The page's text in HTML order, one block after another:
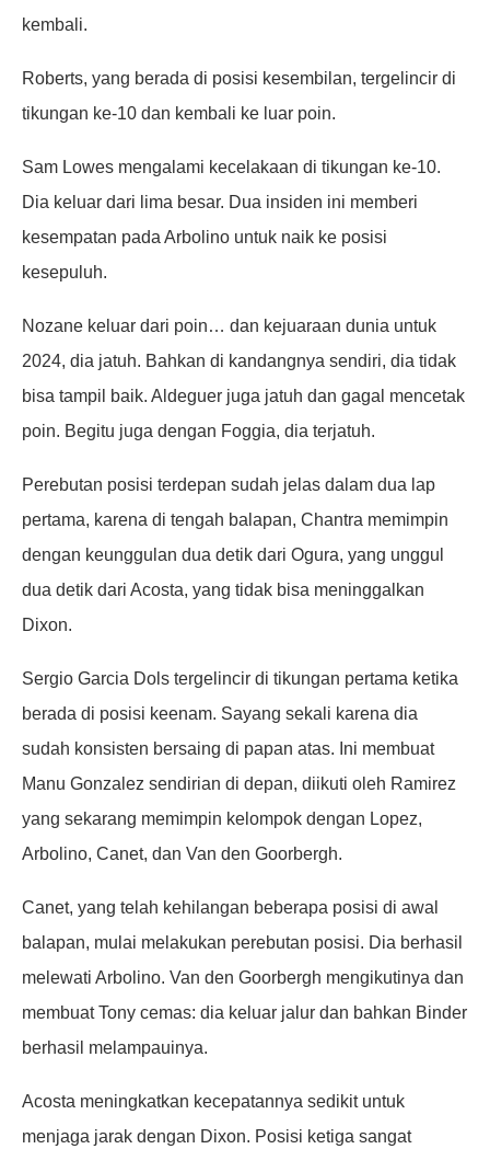
kembali.
Roberts, yang berada di posisi kesembilan, tergelincir di
tikungan ke-10 dan kembali ke luar poin.
Sam Lowes mengalami kecelakaan di tikungan ke-10.
Dia keluar dari lima besar. Dua insiden ini memberi
kesempatan pada Arbolino untuk naik ke posisi
kesepuluh.
Nozane keluar dari poin… dan kejuaraan dunia untuk
2024, dia jatuh. Bahkan di kandangnya sendiri, dia tidak
bisa tampil baik. Aldeguer juga jatuh dan gagal mencetak
poin. Begitu juga dengan Foggia, dia terjatuh.
Perebutan posisi terdepan sudah jelas dalam dua lap
pertama, karena di tengah balapan, Chantra memimpin
dengan keunggulan dua detik dari Ogura, yang unggul
dua detik dari Acosta, yang tidak bisa meninggalkan
Dixon.
Sergio Garcia Dols tergelincir di tikungan pertama ketika
berada di posisi keenam. Sayang sekali karena dia
sudah konsisten bersaing di papan atas. Ini membuat
Manu Gonzalez sendirian di depan, diikuti oleh Ramirez
yang sekarang memimpin kelompok dengan Lopez,
Arbolino, Canet, dan Van den Goorbergh.
Canet, yang telah kehilangan beberapa posisi di awal
balapan, mulai melakukan perebutan posisi. Dia berhasil
melewati Arbolino. Van den Goorbergh mengikutinya dan
membuat Tony cemas: dia keluar jalur dan bahkan Binder
berhasil melampauinya.
Acosta meningkatkan kecepatannya sedikit untuk
menjaga jarak dengan Dixon. Posisi ketiga sangat